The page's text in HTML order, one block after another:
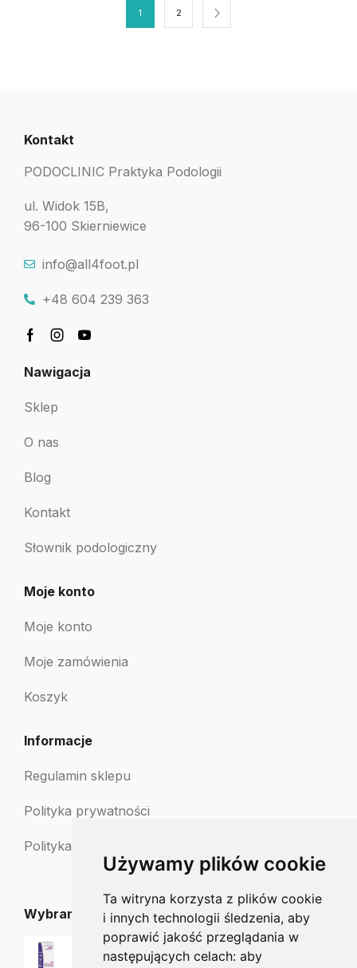
Używamy plików cookie
Ta witryna korzysta z plików cookie
i innych technologii śledzenia, aby
poprawić jakość przeglądania w
następujących celach: aby
1 2
Kontakt
PODOCLINIC Praktyka Podologii
ul. Widok 15B,
96-100 Skierniewice
info@all4foot.pl
+48 604 239 363
Nawigacja
Sklep
O nas
Blog
Kontakt
Słownik podologiczny
Moje konto
Moje konto
Moje zamówienia
Koszyk
Informacje
Regulamin sklepu
Polityka prywatności
Polityka zwrotów
Wybrane dla Ciebie
39.00zł